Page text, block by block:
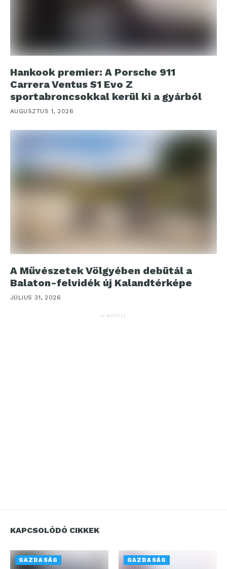
Hankook premier: A Porsche 911
Carrera Ventus S1 Evo Z
sportabroncsokkal kerül ki a gyárból
AUGUSZTUS 1, 2026
A Művészetek Völgyében debütál a
Balaton-felvidék új Kalandtérképe
JÚLIUS 31, 2026
HIRDETÉS
KAPCSOLÓDÓ CIKKEK
GAZDASÁG GAZDASÁG